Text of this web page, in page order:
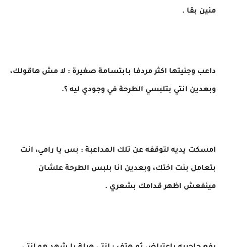
منين بقا .
داعب وجنيتها اكثر مردفا بابتسامة صغيرة : لا مش هاقولك،
وبعدين انتي بتلبسي الطرحة في وجودي ليه ؟.
امسكت يديه لتوقفه عن تلك المداعبة : بس يا رامي، انت
بتعامل بنت اختك، وبعدين انا بلبس الطرحة علشان
مينفعش اظهر قدامك بشعري .